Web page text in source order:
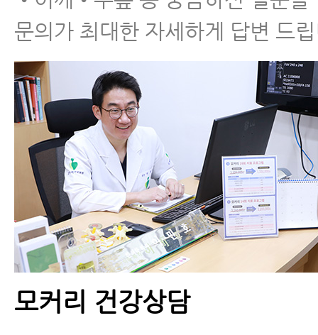
구안와사검사, 어떤 것들이 있
을까
구안와사 환자가 매일 하면 좋
은 지압법과 마사지법을 알려
드립니다
문의가 최대한 자세하게 답변 드
모커리 건강상담